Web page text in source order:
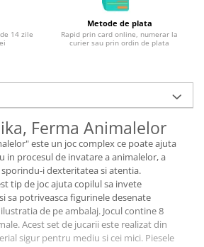
14 zile
Metode de plata
Rapid prin card online, numerar la
curier sau prin ordin de plata
Ferma Animalelor
este un joc complex ce poate ajuta
in procesul de invatare a animalelor, a
i dexteritatea si atentia.
tip de joc ajuta copilul sa invete
sa potriveasca figurinele desenate
de pe ambalaj. Jocul contine 8
Acest set de jucarii este realizat din
sigur pentru mediu si cei mici. Piesele